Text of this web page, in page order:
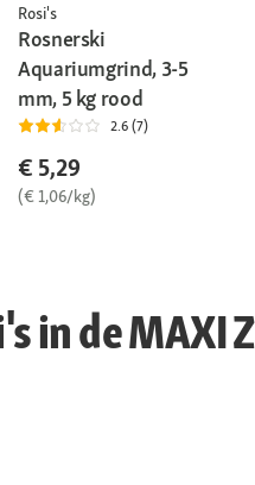
Rosi's
Rosnerski
Aquariumgrind, 3-5
mm, 5 kg rood
2.6 (7)
€ 5,29
(€ 1,06/kg)
in de MAXI